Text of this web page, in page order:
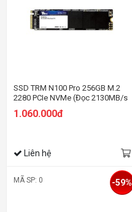
SSD TRM N100 Pro 256GB M.2
2280 PCIe NVMe (Đọc 2130MB/s
– Ghi 1720MB/s)
1.060.000đ
Liên hệ
MÃ SP: 0 -59%